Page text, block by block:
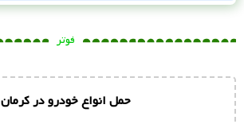
فوتر
حمل انواع خودرو در کرمان